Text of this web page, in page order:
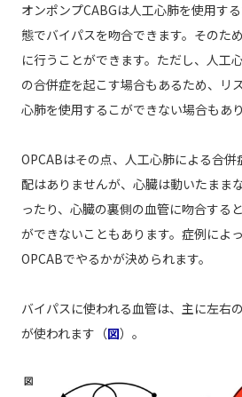
オンポンプCABGは人工心肺を使用す
態でバイパスを吻合できます。そのた
に行うことができます。ただし、人工
の合併症を起こす場合もあるため、リ
心肺を使用するこができない場合もあり
OPCABはその点、人工心肺による合
配はありませんが、心臓は動いたまま
ったり、心臓の裏側の血管に吻合する
ができないこともあります。症例によ
OPCABでやるかが決められます。
バイパスに使われる血管は、主に左右
が使われます（図）。